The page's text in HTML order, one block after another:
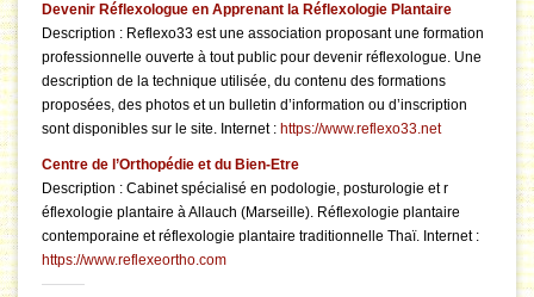
Devenir Réflexologue en Apprenant la Réflexologie Plantaire
Description : Reflexo33 est une association proposant une formation
professionnelle ouverte à tout public pour devenir réflexologue. Une
description de la technique utilisée, du contenu des formations
proposées, des photos et un bulletin d’information ou d’inscription
sont disponibles sur le site. Internet : https://www.reflexo33.net
Centre de l’Orthopédie et du Bien-Etre
Description : Cabinet spécialisé en podologie, posturologie et r
éflexologie plantaire à Allauch (Marseille). Réflexologie plantaire
contemporaine et réflexologie plantaire traditionnelle Thaï. Internet :
https://www.reflexeortho.com